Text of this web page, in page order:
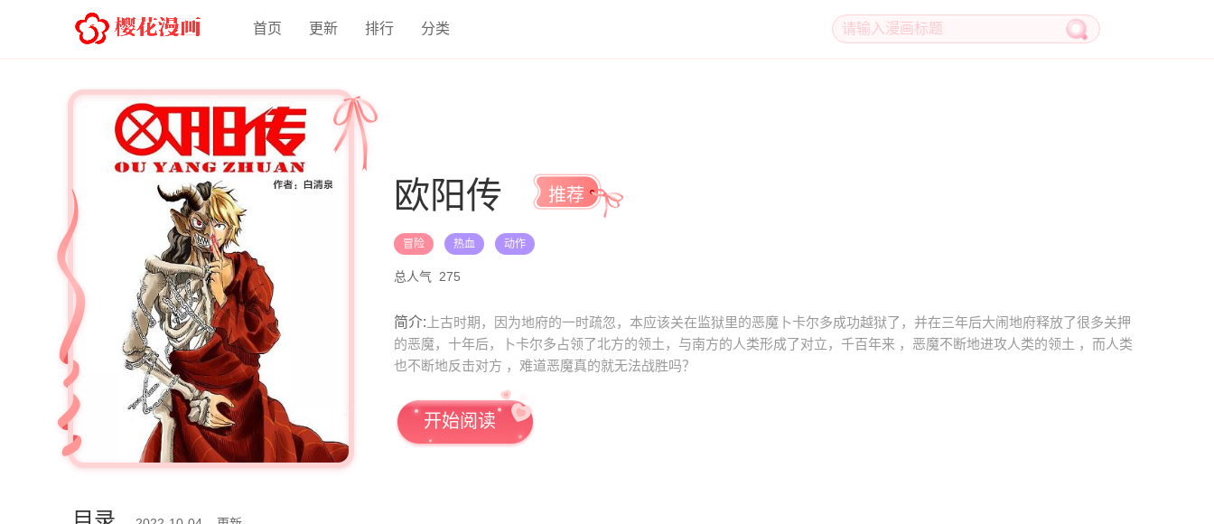
首页 更新 排行 分类
欧阳传 推荐
冒险 热血 动作
总人气 275
简介: 上古时期，因为地府的一时疏忽，本应该关在监狱里的恶魔卜卡尔多成功越狱了，并在三年后大闹地府释放了很多关押
的恶魔，十年后，卜卡尔多占领了北方的领土，与南方的人类形成了对立，千百年来 ，恶魔不断地进攻人类的领土 ，而人类
也不断地反击对方 ，难道恶魔真的就无法战胜吗？
开始阅读